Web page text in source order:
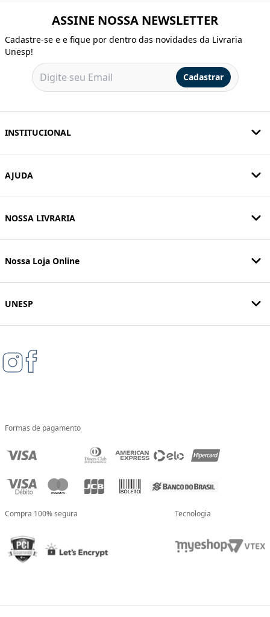
ASSINE NOSSA NEWSLETTER
Cadastre-se e e fique por dentro das novidades da Livraria
Unesp!
Cadastrar
INSTITUCIONAL
AJUDA
NOSSA LIVRARIA
Nossa Loja Online
UNESP
Formas de pagamento
Compra 100% segura Tecnologia